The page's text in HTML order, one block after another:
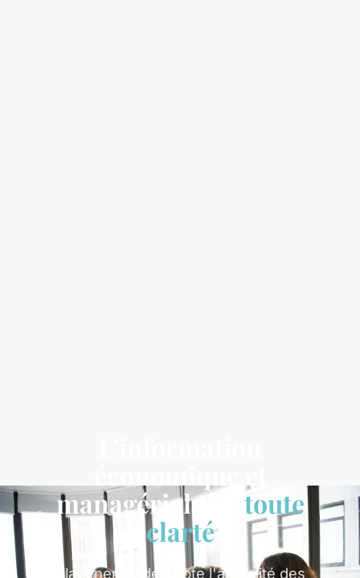
managériale en toute
clarté
Clairenergie décrypte l'actualité des